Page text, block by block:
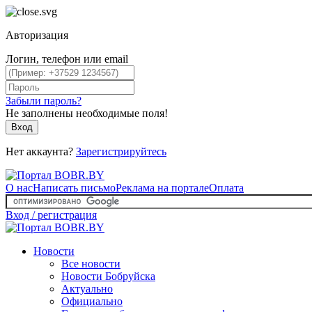
Авторизация
Логин, телефон или email
Забыли пароль?
Не заполнены необходимые поля!
Вход
Нет аккаунта? Зарегистрируйтесь
О насНаписать письмоРеклама на порталеОплата
Вход / регистрация
Новости
Все новости
Новости Бобруйска
Актуально
Официально